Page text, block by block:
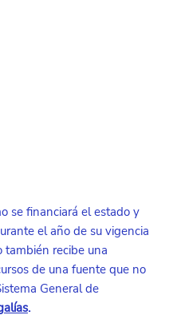
se financiará el estado y
el año de su vigencia
también recibe una
de una fuente que no
General de
.